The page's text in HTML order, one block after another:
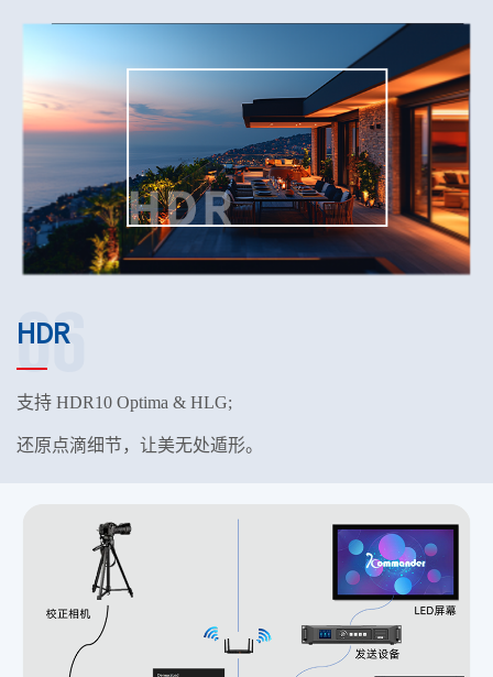
HDR
06
支持 HDR10 Optima & HLG;
还原点滴细节，让美无处遁形。